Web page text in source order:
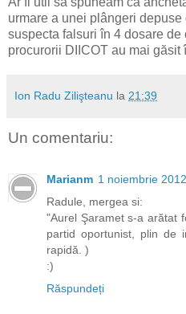
urmare a unei plângeri
suspecta falsuri în 4 dosare de
procurorii DIICOT au mai
Ion Radu Zilişteanu la 21:39
Un comentariu:
Marianm 1 noiembrie
Radule, mergea si:
"Aurel Şaramet s-a arătat
partid oportunist, plin de
rapidă. )
:)
Răspundeți